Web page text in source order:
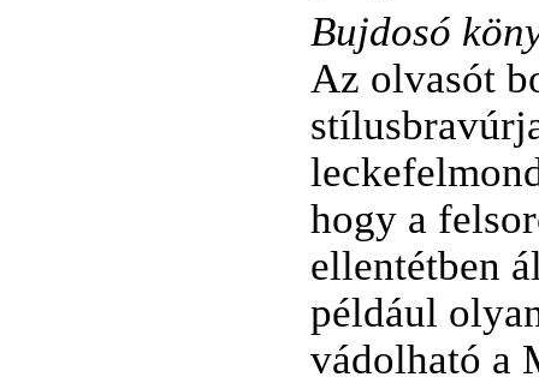
Bujdosó
Az olvasót
hogy a
ellentétben
például
vádolható a